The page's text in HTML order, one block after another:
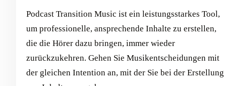
Podcast Transition Music ist ein leistungsstarkes Tool,
um professionelle, ansprechende Inhalte zu erstellen,
die die Hörer dazu bringen, immer wieder
zurückzukehren. Gehen Sie Musikentscheidungen mit
der gleichen Intention an, mit der Sie bei der Erstellung